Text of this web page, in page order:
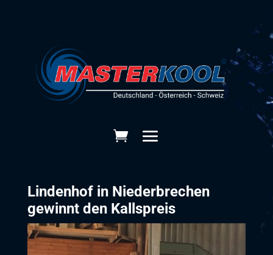
Lindenhof in Niederbrechen
gewinnt den Kallspreis